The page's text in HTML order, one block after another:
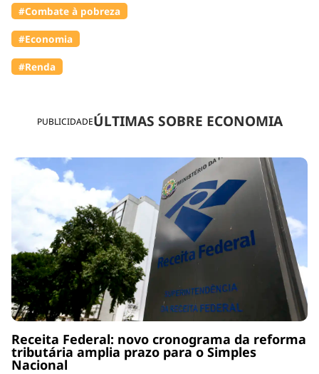
PUBLICIDADEÚLTIMAS SOBRE ECONOMIA
Receita Federal: novo cronograma da reforma
tributária amplia prazo para o Simples
Nacional
#Combate à pobreza
#Economia
#Renda